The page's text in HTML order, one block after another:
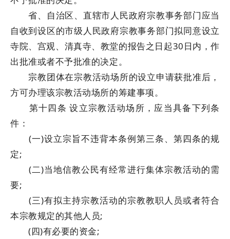
省、自治区、直辖市人民政府宗教事务部门应当
自收到设区的市级人民政府宗教事务部门拟同意设立
寺院、宫观、清真寺、教堂的报告之日起30日内，作
出批准或者不予批准的决定。
宗教团体在宗教活动场所的设立申请获批准后，
方可办理该宗教活动场所的筹建事项。
第十四条 设立宗教活动场所，应当具备下列条
件：
(一)设立宗旨不违背本条例第三条、第四条的规
定;
(二)当地信教公民有经常进行集体宗教活动的需
要;
(三)有拟主持宗教活动的宗教教职人员或者符合
本宗教规定的其他人员;
(四)有必要的资金;